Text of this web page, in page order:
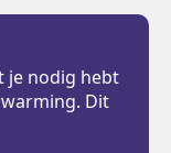
je nodig hebt
Dit